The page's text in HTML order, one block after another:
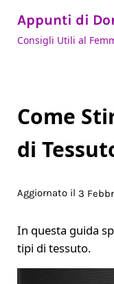
Appunti di
Consigli Utili al
Come
di
Aggiornato il 3
In questa guida
tipi di tessuto.